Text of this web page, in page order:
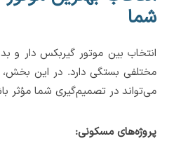
شما
انتخاب بین موتور گیربکس دار و
مختلفی بستگی دارد. در این بخش،
می‌تواند در تصمیم‌گیری شما مؤثر
پروژه‌های مسکونی: